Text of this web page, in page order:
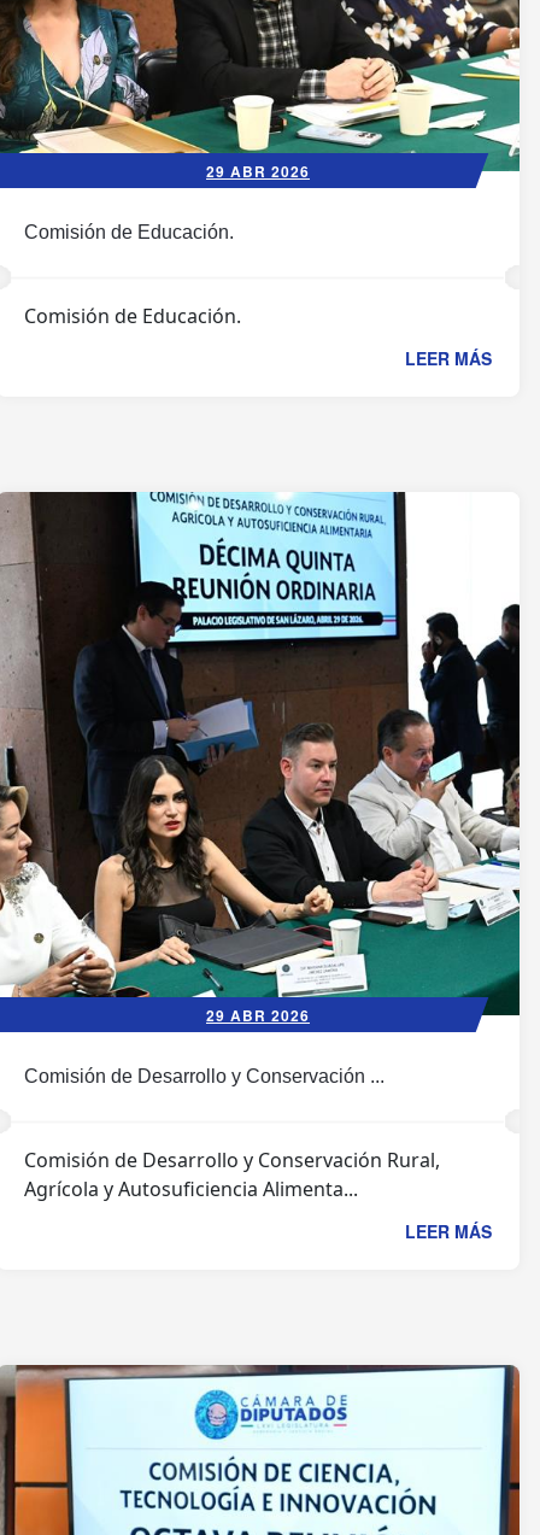
29 ABR 2026
Comisión de Educación.
Comisión de Educación.
LEER MÁS
29 ABR 2026
Comisión de Desarrollo y Conservación ...
Comisión de Desarrollo y Conservación Rural,
Agrícola y Autosuficiencia Alimenta...
LEER MÁS